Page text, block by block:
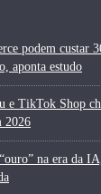
podem custar
aponta estudo
e TikTok Shop
2026
na era da